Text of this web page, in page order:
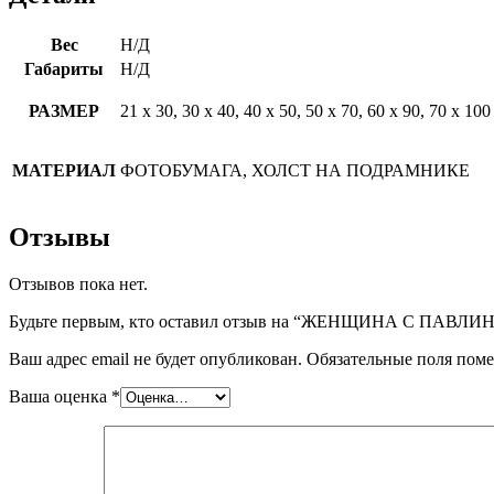
Вес
Н/Д
Габариты
Н/Д
РАЗМЕР 21 х 30, 30 х 40, 40 х 50, 50 х 70, 60 х 90, 70 х 100
МАТЕРИАЛ ФОТОБУМАГА, ХОЛСТ НА ПОДРАМНИКЕ
Отзывы
Отзывов пока нет.
Будьте первым, кто оставил отзыв на “ЖЕНЩИНА С
Ваш адрес email не будет опубликован. Обязательные поля
Ваша оценка *